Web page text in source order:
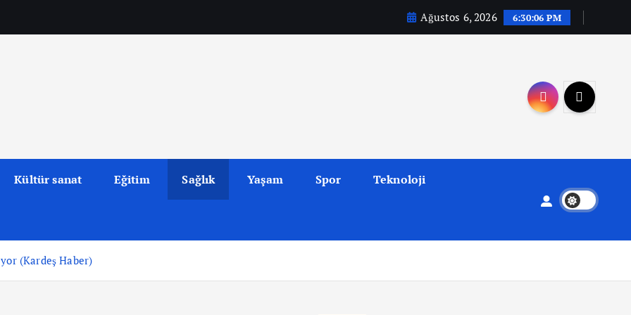
Ağustos 6, 2026 6:30:07 PM
Kültür sanat Eğitim Sağlık Yaşam Spor Teknoloji
(Kardeş Haber)